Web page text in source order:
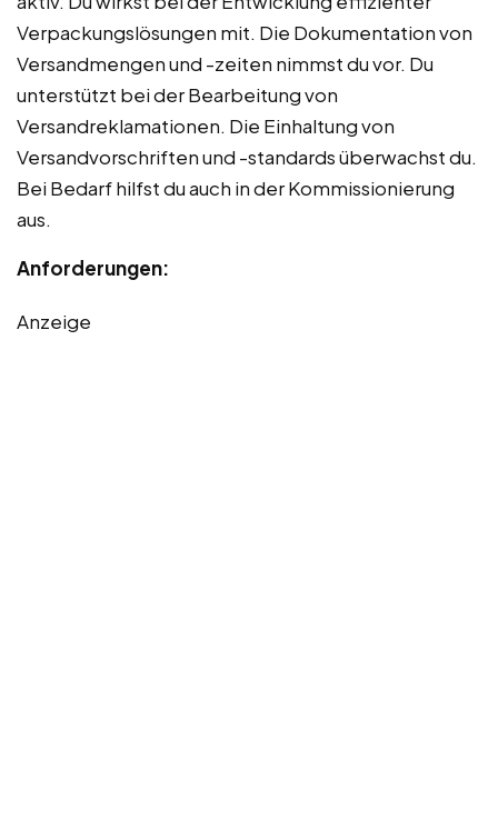
Verpackungslösungen mit. Die Dokumentation von
Versandmengen und -zeiten nimmst du vor. Du
unterstützt bei der Bearbeitung von
Versandreklamationen. Die Einhaltung von
Versandvorschriften und -standards überwachst du.
Bei Bedarf hilfst du auch in der Kommissionierung
aus.
Anforderungen:
Anzeige